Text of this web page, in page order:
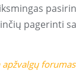
pagerinti
apžvalgų forumas